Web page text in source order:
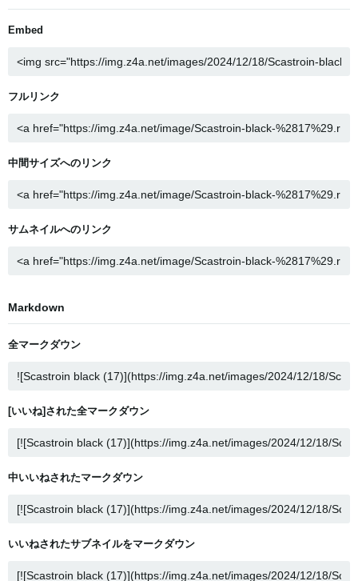
Embed
フルリンク
中間サイズへのリンク
サムネイルへのリンク
Markdown
全マークダウン
[いいね]された全マークダウン
中いいねされたマークダウン
いいねされたサブネイルをマークダウン